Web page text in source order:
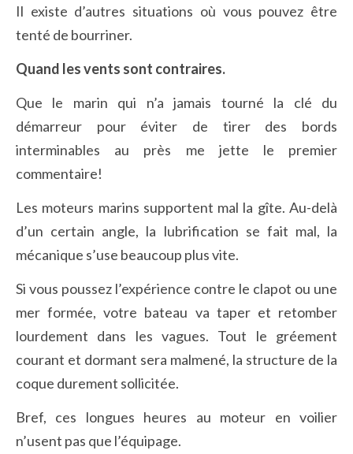
Il existe d’autres situations où vous pouvez être
tenté de bourriner.
Quand les vents sont contraires.
Que le marin qui n’a jamais tourné la clé du
démarreur pour éviter de tirer des bords
interminables au près me jette le premier
commentaire!
Les moteurs marins supportent mal la gîte. Au-delà
d’un certain angle, la lubrification se fait mal, la
mécanique s’use beaucoup plus vite.
Si vous poussez l’expérience contre le clapot ou une
mer formée, votre bateau va taper et retomber
lourdement dans les vagues. Tout le gréement
courant et dormant sera malmené, la structure de la
coque durement sollicitée.
Bref, ces longues heures au moteur en voilier
n’usent pas que l’équipage.